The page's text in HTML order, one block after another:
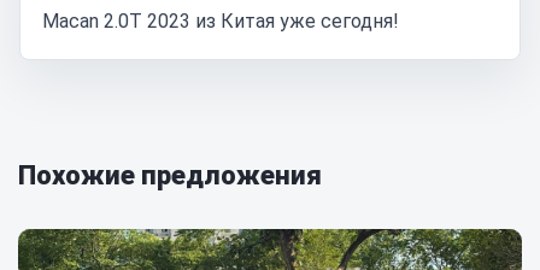
Macan 2.0T 2023 из Китая уже сегодня!
Похожие предложения